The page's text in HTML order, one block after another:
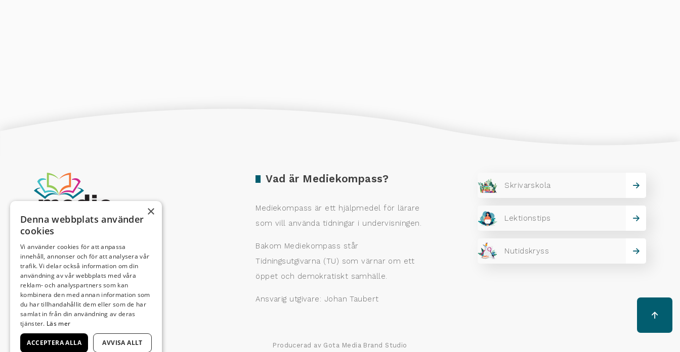
Vad är Mediekompass?
Mediekompass är ett hjälpmedel för lärare
som vill använda tidningar i undervisningen.
Bakom Mediekompass står
Tidningsutgivarna (TU) som värnar om ett
öppet och demokratiskt samhälle.
Ansvarig utgivare: Johan Taubert
Skrivarskola
Lektionstips
Nutidskryss
Producerad av Gota Media Brand Studio
×
Denna webbplats använder
cookies
Vi använder cookies för att anpassa
innehåll, annonser och för att analysera vår
trafik. Vi delar också information om din
användning av vår webbplats med våra
reklam- och analyspartners som kan
kombinera den med annan information som
du har tillhandahållit dem eller som de har
samlat in från din användning av deras
tjänster. Läs mer
ACCEPTERA ALLA AVVISA ALLT